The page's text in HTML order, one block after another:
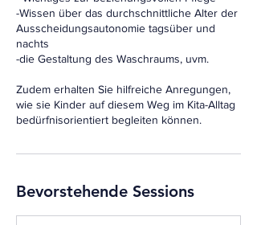
-Wissen über das durchschnittliche Alter der
Ausscheidungsautonomie tagsüber und
nachts
-die Gestaltung des Waschraums, uvm.
Zudem erhalten Sie hilfreiche Anregungen,
wie sie Kinder auf diesem Weg im Kita-Alltag
bedürfnisorientiert begleiten können.
Bevorstehende Sessions